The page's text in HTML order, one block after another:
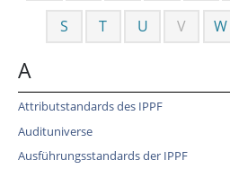
S T U V W
A
Attributstandards des IPPF
Audituniverse
Ausführungsstandards der IPPF